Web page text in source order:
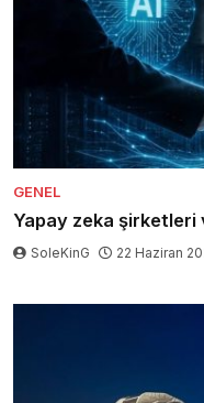
GENEL
Yapay zeka şirketleri
SoleKinG 22 Haziran